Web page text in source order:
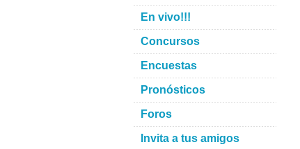
En vivo!!!
Concursos
Encuestas
Pronósticos
Foros
Invita a tus amigos